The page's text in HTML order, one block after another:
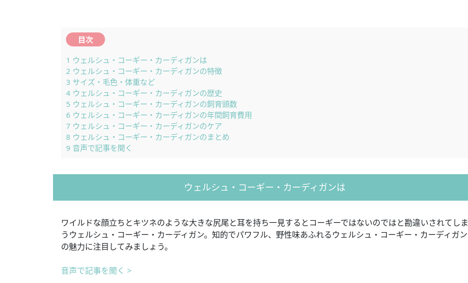
目次
1 ウェルシュ・コーギー・カーディガンは
2 ウェルシュ・コーギー・カーディガンの特徴
3 サイズ・毛色・体重など
4 ウェルシュ・コーギー・カーディガンの歴史
5 ウェルシュ・コーギー・カーディガンの飼育頭数
6 ウェルシュ・コーギー・カーディガンの年間飼育費用
7 ウェルシュ・コーギー・カーディガンのケア
8 ウェルシュ・コーギー・カーディガンのまとめ
9 音声で記事を聞く
ウェルシュ・コーギー・カーディガンは
ワイルドな顔立ちとキツネのような大きな尻尾と耳を持ち一見するとコーギーではないのではと勘違いされてしま
うウェルシュ・コーギー・カーディガン。知的でパワフル、野性味あふれるウェルシュ・コーギー・カーディガン
の魅力に注目してみましょう。
音声で記事を聞く >